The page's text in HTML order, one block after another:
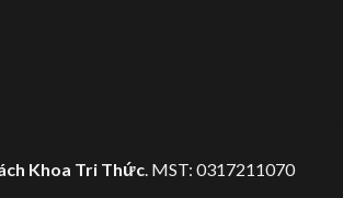
Khoa Tri Thức. MST: 0317211070